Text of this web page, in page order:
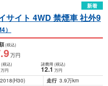
新着
サイト 4WD 禁煙車 社外9
）
(税込)
.9万円
(税込)
万円
諸費用 (税込)
12.1 万円
2018(H30) 走行 3.9万km